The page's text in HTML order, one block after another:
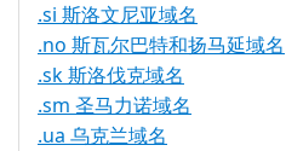
.si 斯洛文尼亚域名
.no 斯瓦尔巴特和扬马延域名
.sk 斯洛伐克域名
.sm 圣马力诺域名
.ua 乌克兰域名